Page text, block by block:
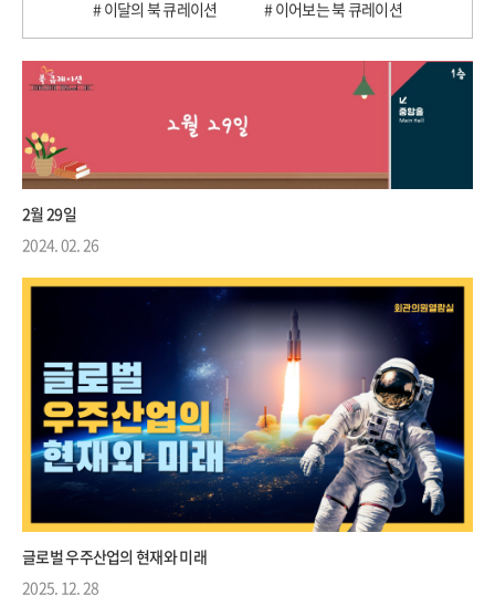
# 이달의 북 큐레이션
# 이어보는 북 큐레이션
2월 29일
2024. 02. 26
글로벌 우주산업의 현재와 미래
2025. 12. 28